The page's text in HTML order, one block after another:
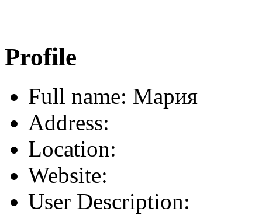
Profile
Full name: Мария
Address:
Location:
Website:
User Description: